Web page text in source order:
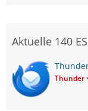
Aktuelle 140
Thunder